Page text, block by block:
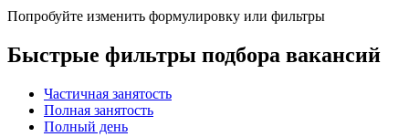
Попробуйте изменить формулировку или фильтры
Быстрые фильтры подбора вакансий
Частичная занятость
Полная занятость
Полный день